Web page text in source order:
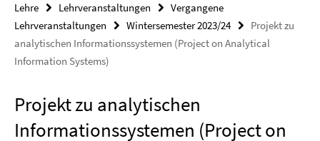
Lehre
Lehrveranstaltungen
Vergangene
Lehrveranstaltungen
Wintersemester 2023/24
Projekt zu
analytischen Informationssystemen (Project on Analytical
Information Systems)
Projekt zu analytischen
Informationssystemen (Project on